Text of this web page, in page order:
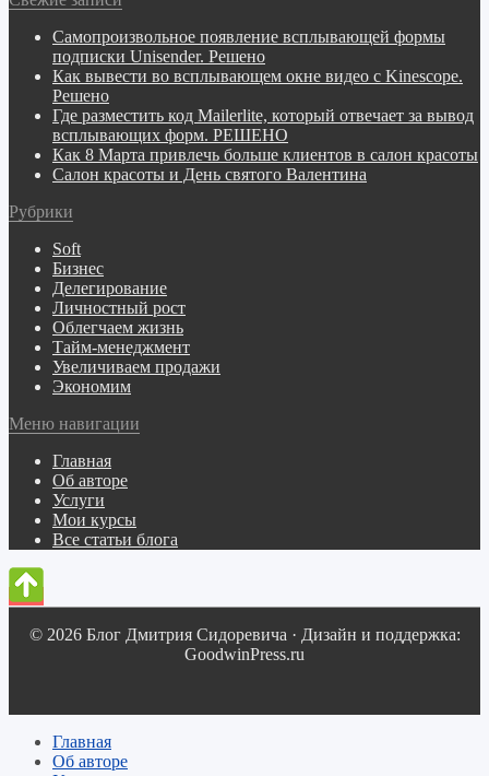
Самопроизвольное появление всплывающей формы
подписки Unisender. Решено
Как вывести во всплывающем окне видео с Kinescope.
Решено
Где разместить код Mailerlite, который отвечает за вывод
всплывающих форм. РЕШЕНО
Как 8 Марта привлечь больше клиентов в салон красоты
Салон красоты и День святого Валентина
Рубрики
Soft
Бизнес
Делегирование
Личностный рост
Облегчаем жизнь
Тайм-менеджмент
Увеличиваем продажи
Экономим
Меню навигации
Главная
Об авторе
Услуги
Мои курсы
Все статьи блога
© 2026 Блог Дмитрия Сидоревича · Дизайн и поддержка:
GoodwinPress.ru
Главная
Об авторе